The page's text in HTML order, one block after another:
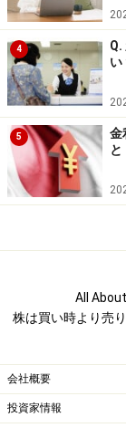
4
い
5
金
All About
株は買い時より売
会社概要
投資家情報